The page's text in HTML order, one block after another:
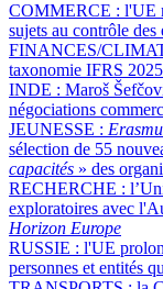
COMMERCE : l'UE
sujets au contrôle des
FINANCES/
taxonomie IFRS
INDE : Maroš
négociations
JEUNESSE :
sélection de 55
capacités » des
RECHERCHE :
exploratoires avec
Horizon Europe
RUSSIE : l'UE
personnes et entités